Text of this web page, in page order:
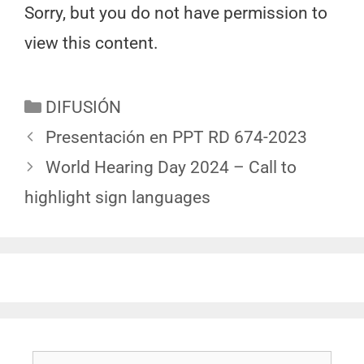
Sorry, but you do not have permission to
view this content.
DIFUSIÓN
Presentación en PPT RD 674-2023
World Hearing Day 2024 – Call to
highlight sign languages